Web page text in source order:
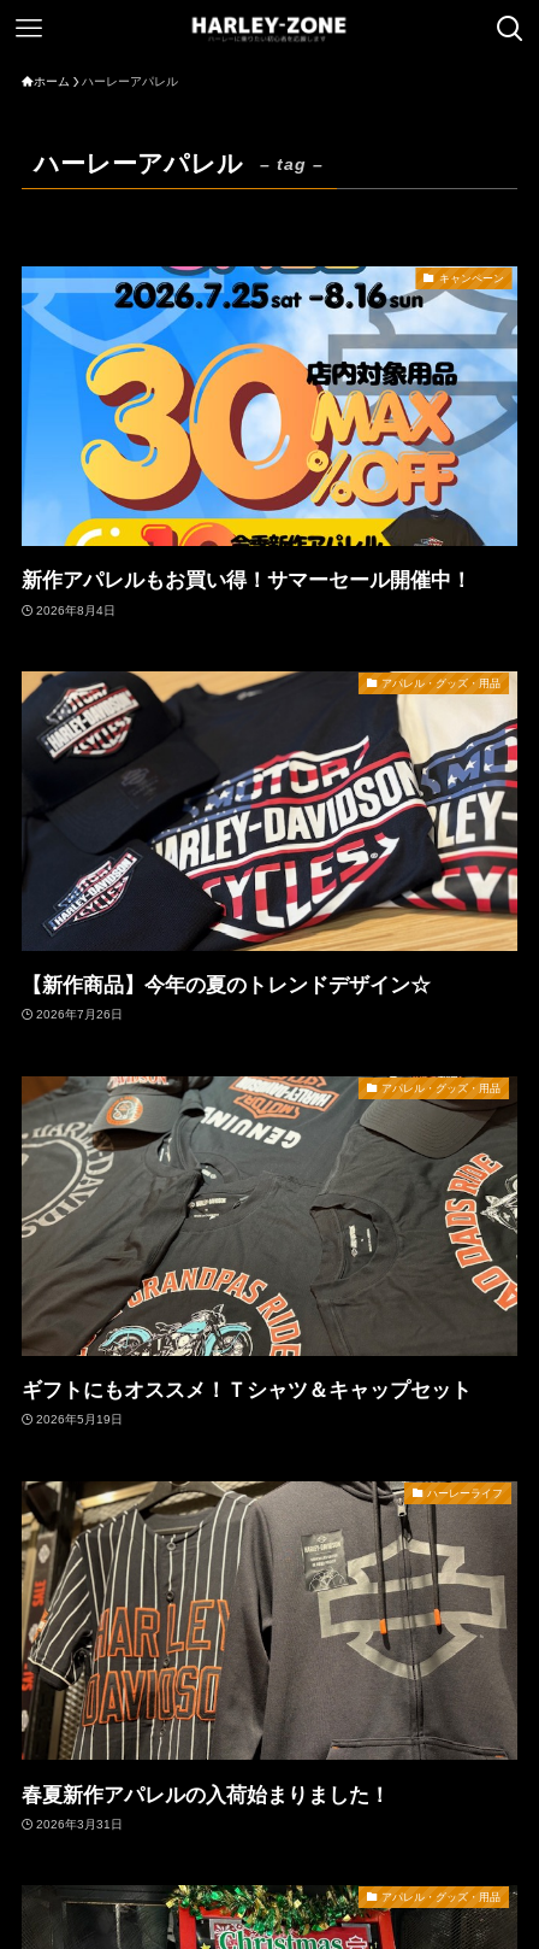
ホーム ハーレーアパレル
ハーレーアパレル – tag –
キャンペーン
新作アパレルもお買い得！サマーセール開催中！
2026年8月4日
アパレル・グッズ・用品
【新作商品】今年の夏のトレンドデザイン☆
2026年7月26日
アパレル・グッズ・用品
ギフトにもオススメ！Ｔシャツ＆キャップセット
2026年5月19日
ハーレーライフ
春夏新作アパレルの入荷始まりました！
2026年3月31日
アパレル・グッズ・用品